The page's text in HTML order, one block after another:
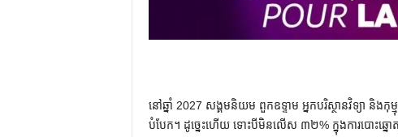
នៅឆ្នាំ 2027 សង្គមនិយម ពួកឧទ្ទាម អ្នកបរិស្ថានវិទ្យា និង
បំបែក។ ដូច្នេះហើយ ទោះបីមិនលើស ៣២% ក្នុងការបោះឆ្ន